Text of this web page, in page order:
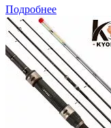
Подробнее